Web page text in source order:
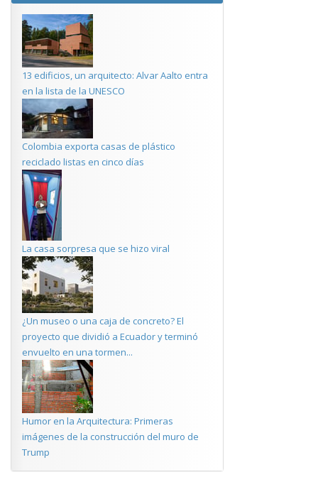
13 edificios, un arquitecto: Alvar Aalto entra
en la lista de la UNESCO
Colombia exporta casas de plástico
reciclado listas en cinco días
La casa sorpresa que se hizo viral
¿Un museo o una caja de concreto? El
proyecto que dividió a Ecuador y terminó
envuelto en una tormen...
Humor en la Arquitectura: Primeras
imágenes de la construcción del muro de
Trump